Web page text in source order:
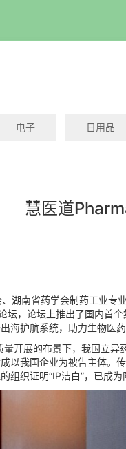
电子 日用品
慧医道
南省药学会制药工业专
坛，论坛上推出了国内首
海护航系统，助力生物医
展的布景下，我国立异
以我国企业为被告主体
织证明“IP洁白”，已成为